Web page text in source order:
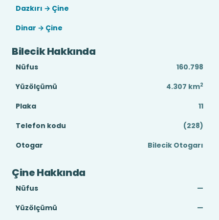
Dazkırı → Çine
Dinar → Çine
Bilecik Hakkında
Nüfus
160.798
Yüzölçümü
4.307 km2
Plaka
11
Telefon kodu
(228)
Otogar
Bilecik Otogarı
Çine Hakkında
Nüfus
—
Yüzölçümü
—